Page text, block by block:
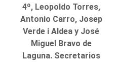
4º, Leopoldo Torres,
Antonio Carro, Josep
Verde i Aldea y José
Miguel Bravo de
Laguna. Secretarios